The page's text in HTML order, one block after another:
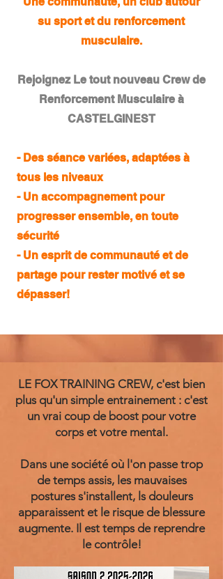
su sport et du renforcement
musculaire.
Rejoignez Le tout nouveau Crew de
Renforcement Musculaire à
CASTELGINEST
- Des séance variées, adaptées à
tous les niveaux
- Un accompagnement pour
progresser ensemble, en toute
sécurité
- Un esprit de communauté et de
partage pour rester motivé et se
dépasser!
LE FOX TRAINING CREW, c'est bien
plus qu'un simple entrainement : c'est
un vrai coup de boost pour votre
corps et votre mental.
Dans une société où l'on passe trop
de temps assis, les mauvaises
postures s'installent, ls douleurs
apparaissent et le risque de blessure
augmente. Il est temps de reprendre
le contrôle!